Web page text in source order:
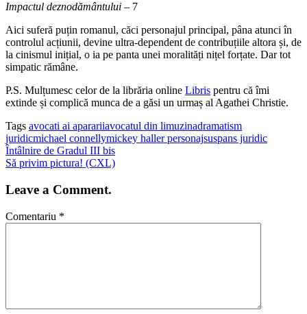
Impactul deznodământului – 7
Aici suferă puțin romanul, căci personajul principal, pâna atunci în
controlul acțiunii, devine ultra-dependent de contribuțiile altora și, de
la cinismul inițial, o ia pe panta unei moralități nițel forțate. Dar tot
simpatic rămâne.
P.S. Mulțumesc celor de la librăria online Libris pentru că îmi
extinde și complică munca de a găsi un urmaș al Agathei Christie.
Tags avocati ai aparariiavocatul din limuzinadramatism
juridicmichael connellymickey haller personajsuspans juridic
Întâlnire de Gradul III bis
Să privim pictura! (CXL)
Leave a Comment.
Comentariu *